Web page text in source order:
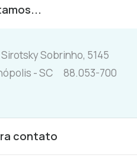
Sobrinho, 5145
- SC 88.053-700
contato